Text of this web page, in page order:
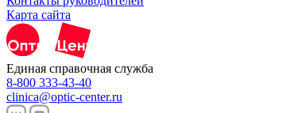
Карта сайта
Единая справочная служба
8-800 333-43-40
clinica@optic-center.ru